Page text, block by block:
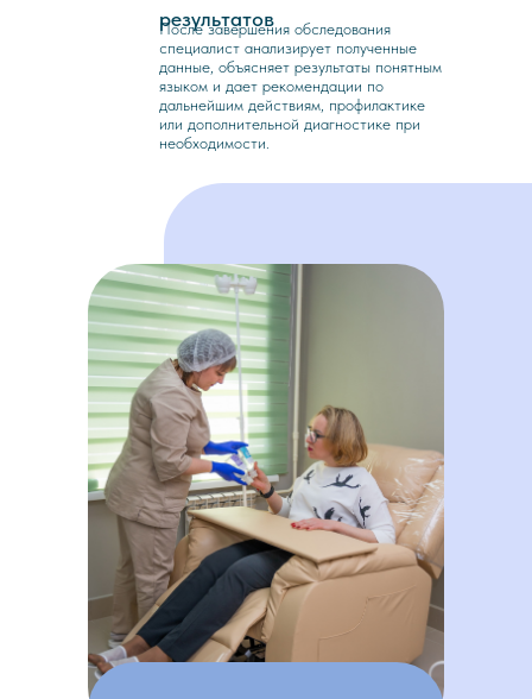
результатов
После завершения обследования
специалист анализирует полученные
данные, объясняет результаты понятным
языком и дает рекомендации по
дальнейшим действиям, профилактике
или дополнительной диагностике при
необходимости.